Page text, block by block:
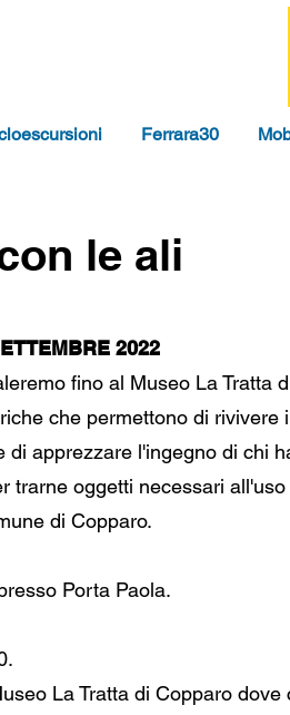
Ferrara30
le ali
2022
fino al Museo La Tratta
che permettono di rivivere
di apprezzare l'ingegno di chi
trarne oggetti necessari
di Copparo.
Porta Paola.
La Tratta di Copparo